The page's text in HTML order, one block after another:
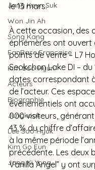
Jang Keun Suk
Won Jin Ah
Song Kang
FanBase Française
Kim Soo Hyun
Acteurs
Biographie
Jungkook
Lee Soo Hyuk
Kim Go Eun
Jang Ki Yong
le 13 mars.
À cette occasion, des
éphémères ont ouvert
points de vente – L7
Seokchon Lake DI – du
dates correspondant
de l’acteur. Ces
événementiels ont
000 visiteurs,
43 % du chiffre
à la même période
précédente. Les deux
Vanilla Angel” y ont